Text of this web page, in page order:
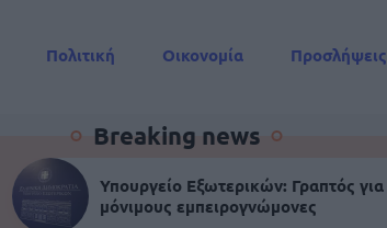
Πολιτική Οικονομία Προσλήψεις
Breaking news
Υπουργείο Εξωτερικών: Γραπτός για
μόνιμους εμπειρογνώμονες